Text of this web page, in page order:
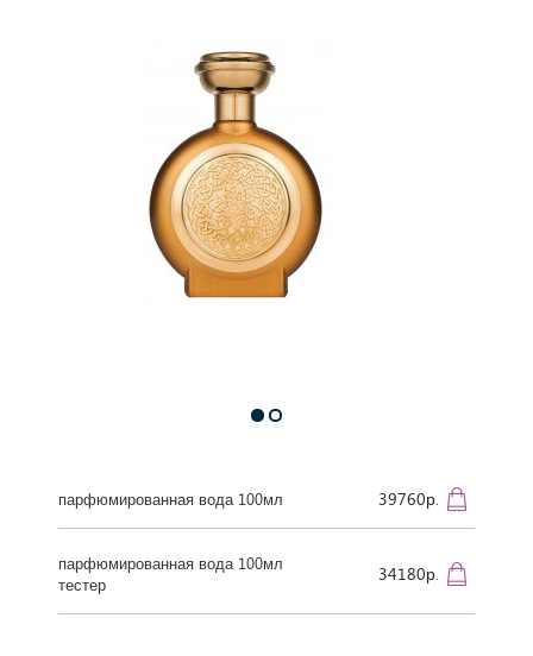
парфюмированная вода 100мл 39760р.
парфюмированная вода 100мл
тестер
34180р.